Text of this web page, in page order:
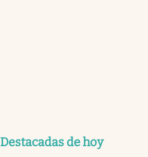
Destacadas de hoy